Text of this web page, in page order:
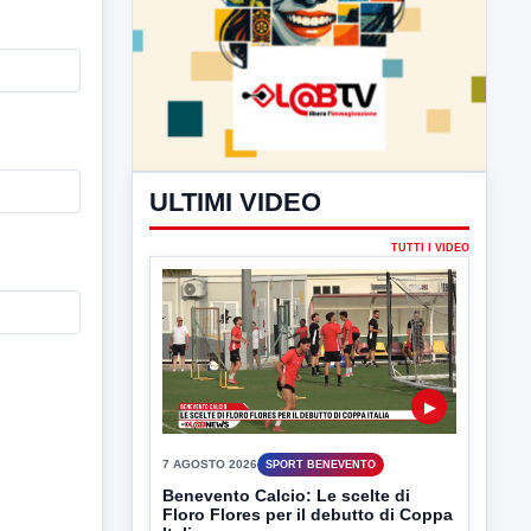
ULTIMI VIDEO
▶
7 AGOSTO 2026 SPORT BENEVENTO
Benevento Calcio: Le scelte di
Floro Flores per il debutto di Coppa
Il Benevento è pronto al debutto di Coppa
Italia. Scelte...